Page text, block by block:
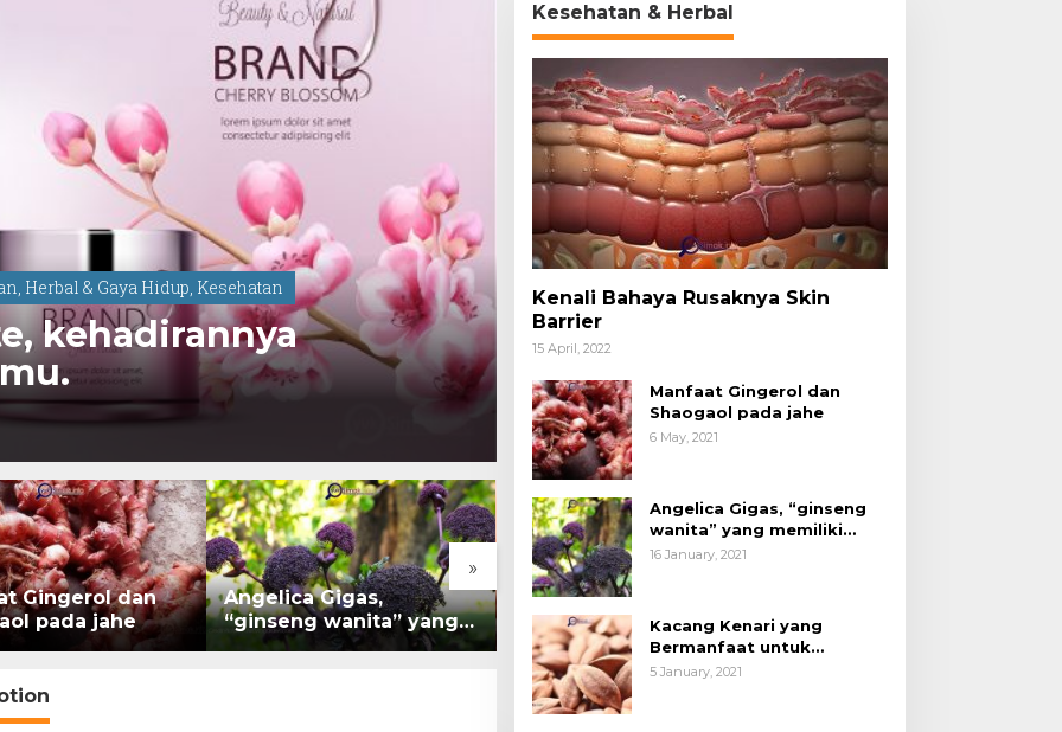
, Herbal & Gaya Hidup, Kesehatan
kehadirannya
»
Gingerol dan
pada jahe
Angelica Gigas,
“ginseng wanita” yang
memiliki peran
Kacang Kenari yang
Bermanfaat untuk
Kesehatan (Bukan
Hanya untuk Bahan Kue)
dengan Produk Olahan
Kedelai, Tapi Sudah
Kesehatan & Herbal
Kenali Bahaya Rusaknya Skin
Barrier
15 April, 2022
Manfaat Gingerol dan
Shaogaol pada jahe
6 May, 2021
Angelica Gigas, “ginseng
wanita” yang memiliki
peran mengatasi kanker.
16 January, 2021
Kacang Kenari yang
Bermanfaat untuk
Kesehatan (Bukan Hanya
5 January, 2021